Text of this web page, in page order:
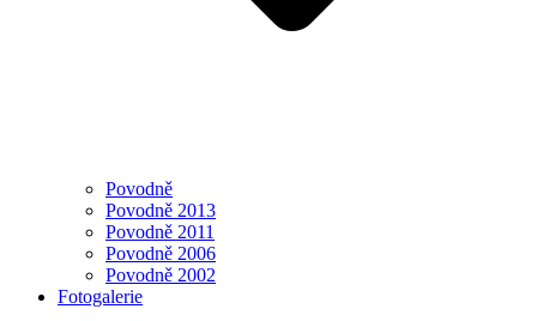
Povodně
Povodně 2013
Povodně 2011
Povodně 2006
Povodně 2002
Fotogalerie